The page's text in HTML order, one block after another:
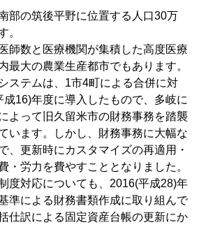
部の筑後平野に位置する人口30万
。
師数と医療機関が集積した高度医療
最大の農業生産都市でもあります。
ステムは、1市4町による合併に対
16)年度に導入したもので、多岐に
よって旧久留米市の財務事務を踏襲
います。しかし、財務事務に大幅な
、更新時にカスタマイズの再適用・
・労力を費やすこととなりました。
度対応についても、2016(平成28)年
準による財務書類作成に取り組んで
仕訳による固定資産台帳の更新にか